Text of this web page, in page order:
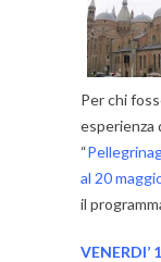
Per chi
esperienza
“
al 20
il
VENERDI’